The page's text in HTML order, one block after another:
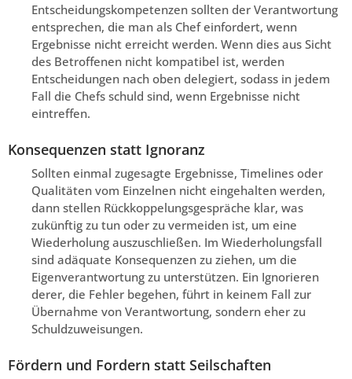
Entscheidungskompetenzen sollten der Verantwortung
entsprechen, die man als Chef einfordert, wenn
Ergebnisse nicht erreicht werden. Wenn dies aus Sicht
des Betroffenen nicht kompatibel ist, werden
Entscheidungen nach oben delegiert, sodass in jedem
Fall die Chefs schuld sind, wenn Ergebnisse nicht
eintreffen.
Konsequenzen statt Ignoranz
Sollten einmal zugesagte Ergebnisse, Timelines oder
Qualitäten vom Einzelnen nicht eingehalten werden,
dann stellen Rückkoppelungsgespräche klar, was
zukünftig zu tun oder zu vermeiden ist, um eine
Wiederholung auszuschließen. Im Wiederholungsfall
sind adäquate Konsequenzen zu ziehen, um die
Eigenverantwortung zu unterstützen. Ein Ignorieren
derer, die Fehler begehen, führt in keinem Fall zur
Übernahme von Verantwortung, sondern eher zu
Schuldzuweisungen.
Fördern und Fordern statt Seilschaften